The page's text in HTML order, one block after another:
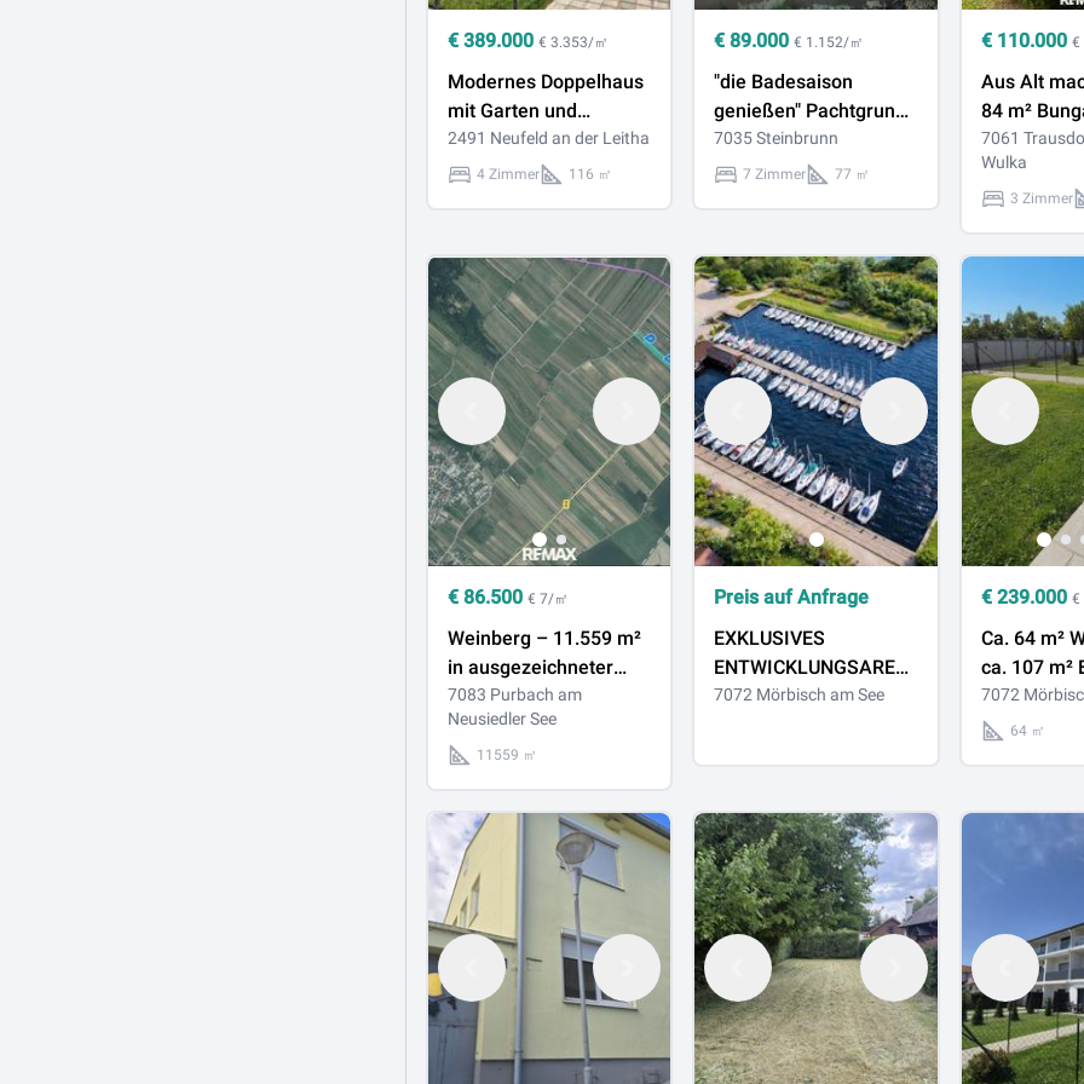
€ 389.000 € 3.353/㎡
Modernes Doppelhaus
mit Garten und
Terrasse auf
Eigengrund &
2491 Neufeld an der Leitha
4 Zimmer 116 ㎡
€89.000 € 1.152/㎡
"die Badesaison
genießen" Pachtgrund
mit Bungalow mit
großem Garten und
Badeteich Steinbrunn
7035 Steinbrunn
7 Zimmer 77 ㎡
€ 110.000 €
Aus Alt
84 m²
exklusiver
Trausdorf
7061
Wulka
3 Zimmer
€ 86.500 € 7/㎡
Weinberg – 11.559 m²
in ausgezeichneter
Lage zwischen
Purbach und
Breitenbrunn
7083 Purbach am
Neusiedler See
11559 ㎡
Preis auf Anfrage
EXKLUSIVES
ENTWICKLUNGSAREAL
AM NEUSIEDLERSEE -
7072 Mörbisch am See
€ 239.000 €
Ca. 64 m²
ca. 107 m²
&
Perfekt als
zwischen
7072
64 ㎡